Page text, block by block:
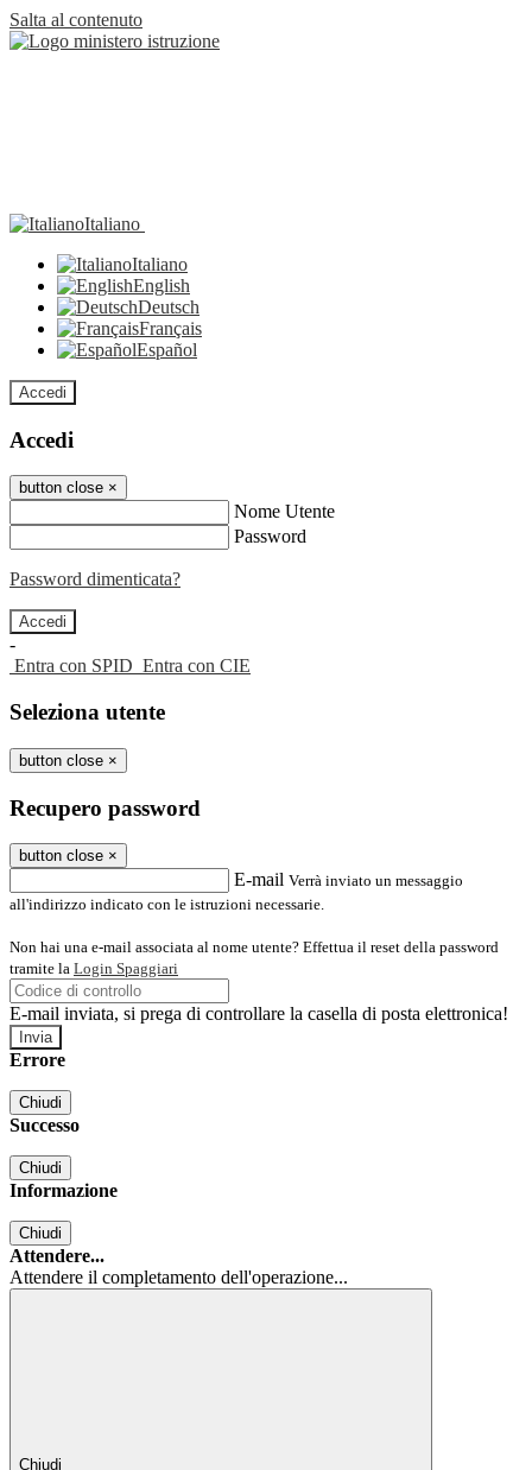
Salta al contenuto
Italiano
Italiano
English
Deutsch
Français
Español
Accedi
Accedi
button close ×
Nome Utente
Password
Password dimenticata?
-
Entra con SPID Entra con CIE
Seleziona utente
button close ×
Recupero password
button close ×
E-mail Verrà inviato un messaggio
all'indirizzo indicato con le istruzioni necessarie.
Non hai una e-mail associata al nome utente? Effettua il reset della password
tramite la Login Spaggiari
E-mail inviata, si prega di controllare la casella di posta elettronica!
Errore
Chiudi
Successo
Chiudi
Informazione
Chiudi
Attendere...
Attendere il completamento dell'operazione...
Chiudi